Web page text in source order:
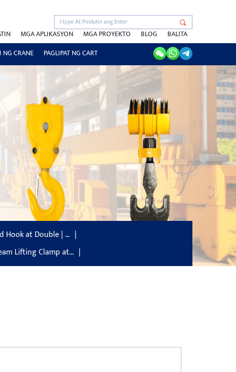
MGA APLIKASYON MGA PROYEKTO BLOG
BALITA
CRANE PAGLIPAT NG CART
Hook at Double | …
Lifting Clamp at…